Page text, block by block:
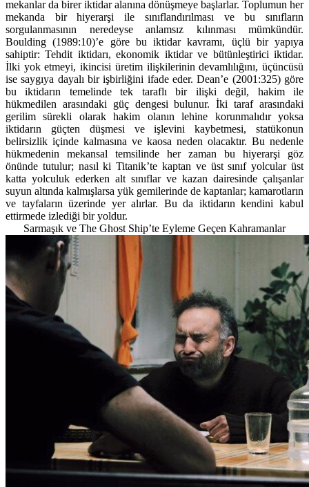
mekanlar da birer iktidar alanına dönüşmeye başlarlar. Toplumun her
mekanda bir hiyerarşi ile sınıflandırılması ve bu sınıfların
sorgulanmasının neredeyse anlamsız kılınması mümkündür.
Boulding (1989:10)’e göre bu iktidar kavramı, üçlü bir yapıya
sahiptir: Tehdit iktidarı, ekonomik iktidar ve bütünleştirici iktidar.
İlki yok etmeyi, ikincisi üretim ilişkilerinin devamlılığını, üçüncüsü
ise saygıya dayalı bir işbirliğini ifade eder. Dean’e (2001:325) göre
bu iktidarın temelinde tek taraflı bir ilişki değil, hakim ile
hükmedilen arasındaki güç dengesi bulunur. İki taraf arasındaki
gerilim sürekli olarak hakim olanın lehine korunmalıdır yoksa
iktidarın güçten düşmesi ve işlevini kaybetmesi, statükonun
belirsizlik içinde kalmasına ve kaosa neden olacaktır. Bu nedenle
hükmedenin mekansal temsilinde her zaman bu hiyerarşi göz
önünde tutulur; nasıl ki Titanik’te kaptan ve üst sınıf yolcular üst
katta yolculuk ederken alt sınıflar ve kazan dairesinde çalışanlar
suyun altında kalmışlarsa yük gemilerinde de kaptanlar; kamarotların
ve tayfaların üzerinde yer alırlar. Bu da iktidarın kendini kabul
ettirmede izlediği bir yoldur.
Sarmaşık ve The Ghost Ship’te Eyleme Geçen Kahramanlar